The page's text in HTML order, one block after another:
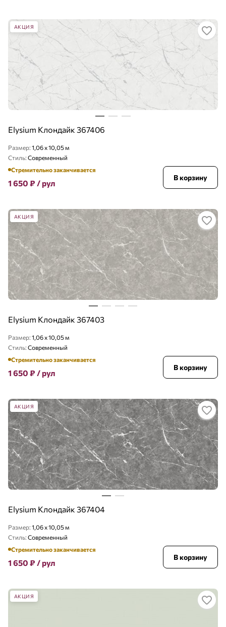
АКЦИЯ
Elysium Клондайк 367406
Размер: 1,06 x 10,05 м
Стиль: Современный
Стремительно заканчивается
1 650 ₽ / рул
В корзину
АКЦИЯ
Elysium Клондайк 367403
Размер: 1,06 x 10,05 м
Стиль: Современный
Стремительно заканчивается
1 650 ₽ / рул
В корзину
АКЦИЯ
Elysium Клондайк 367404
Размер: 1,06 x 10,05 м
Стиль: Современный
Стремительно заканчивается
1 650 ₽ / рул
В корзину
АКЦИЯ